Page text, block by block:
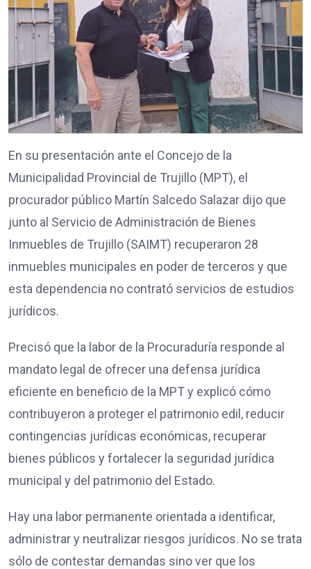
En su presentación ante el Concejo de la
Municipalidad Provincial de Trujillo (MPT), el
procurador público Martín Salcedo Salazar dijo que
junto al Servicio de Administración de Bienes
Inmuebles de Trujillo (SAIMT) recuperaron 28
inmuebles municipales en poder de terceros y que
esta dependencia no contrató servicios de estudios
jurídicos.
Precisó que la labor de la Procuraduría responde al
mandato legal de ofrecer una defensa jurídica
eficiente en beneficio de la MPT y explicó cómo
contribuyeron a proteger el patrimonio edil, reducir
contingencias jurídicas económicas, recuperar
bienes públicos y fortalecer la seguridad jurídica
municipal y del patrimonio del Estado.
Hay una labor permanente orientada a identificar,
administrar y neutralizar riesgos jurídicos. No se trata
sólo de contestar demandas sino ver que los